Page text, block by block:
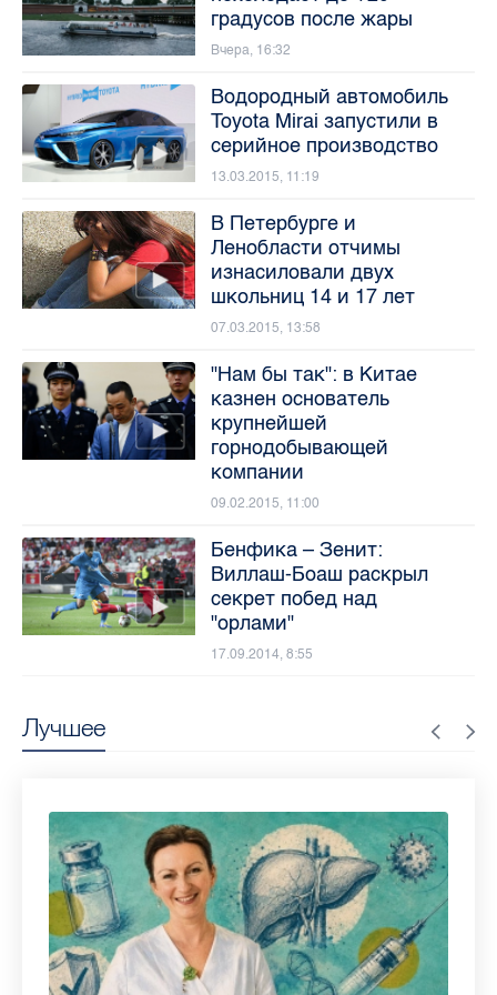
Лучшее
градусов после жары
Вчера, 16:32
Водородный автомобиль
Toyota Mirai запустили в
серийное производство
13.03.2015, 11:19
В Петербурге и
Ленобласти отчимы
изнасиловали двух
школьниц 14 и 17 лет
07.03.2015, 13:58
"Нам бы так": в Китае
казнен основатель
крупнейшей
горнодобывающей
компании
09.02.2015, 11:00
Бенфика – Зенит:
Виллаш-Боаш раскрыл
секрет побед над
"орлами"
17.09.2014, 8:55